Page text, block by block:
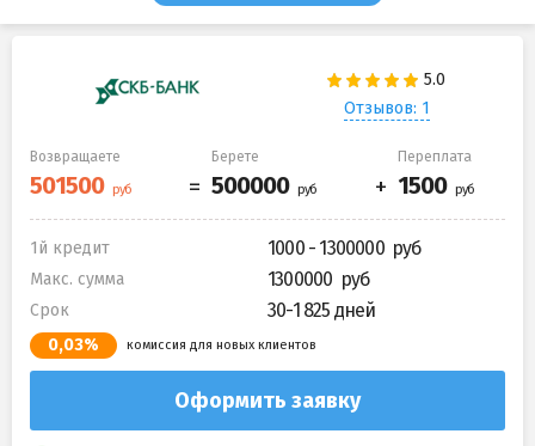
Отзывов: 1
Возвращаете Берете Переплата
1й кредит 1000 - 1300000
Макс. сумма 1300000
Срок 30-1 825 дней
0,03% комиссия для новых клиентов
Оформить заявку